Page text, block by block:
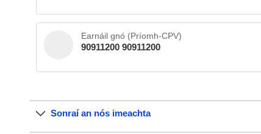
Earnáil gnó (Príomh-CPV)
90911200 90911200
Sonraí an nós imeachta